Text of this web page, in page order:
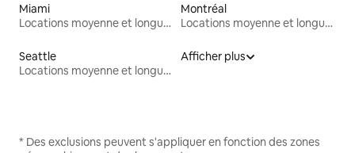
Miami
Locations moyenne et longue durée
Montréal
Locations moyenne et longue durée
Seattle
Locations moyenne et longue durée
Afficher plus
* Des exclusions peuvent s'appliquer en fonction des zones